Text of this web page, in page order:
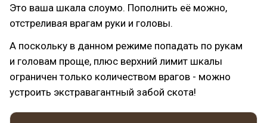
Это ваша шкала слоумо. Пополнить её можно,
отстреливая врагам руки и головы.
А поскольку в данном режиме попадать по рукам
и головам проще, плюс верхний лимит шкалы
ограничен только количеством врагов - можно
устроить экстравагантный забой скота!